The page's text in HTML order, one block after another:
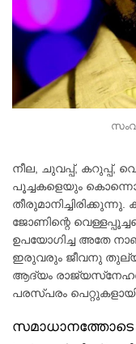
നീല, ചുവപ്പ്, കറുപ്പ്,
പൂച്ചകളെയും
തീരുമാനിച്ചിരിക്കുന്നു.
ജോണിന്റെ
ഉപയോഗിച്ച അതേ
ഇരുവരും ജീവനു
ആദ്യം
പരസ്പരം
സമാധാനത്തോടെ